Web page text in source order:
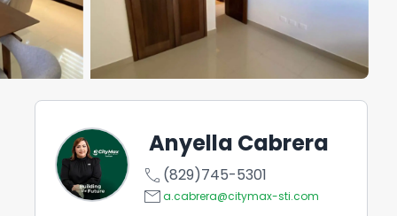
Anyella Cabrera
call (829)745-5301
emaila.cabrera@citymax-sti.com